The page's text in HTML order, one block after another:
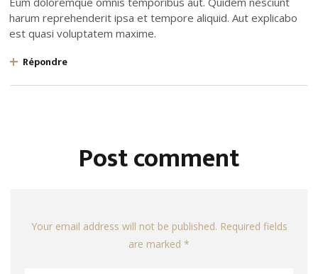
harum reprehenderit ipsa et tempore aliquid. Aut explicabo
est quasi voluptatem maxime.
Répondre
Post comment
Your email address will not be published. Required fields
are marked *